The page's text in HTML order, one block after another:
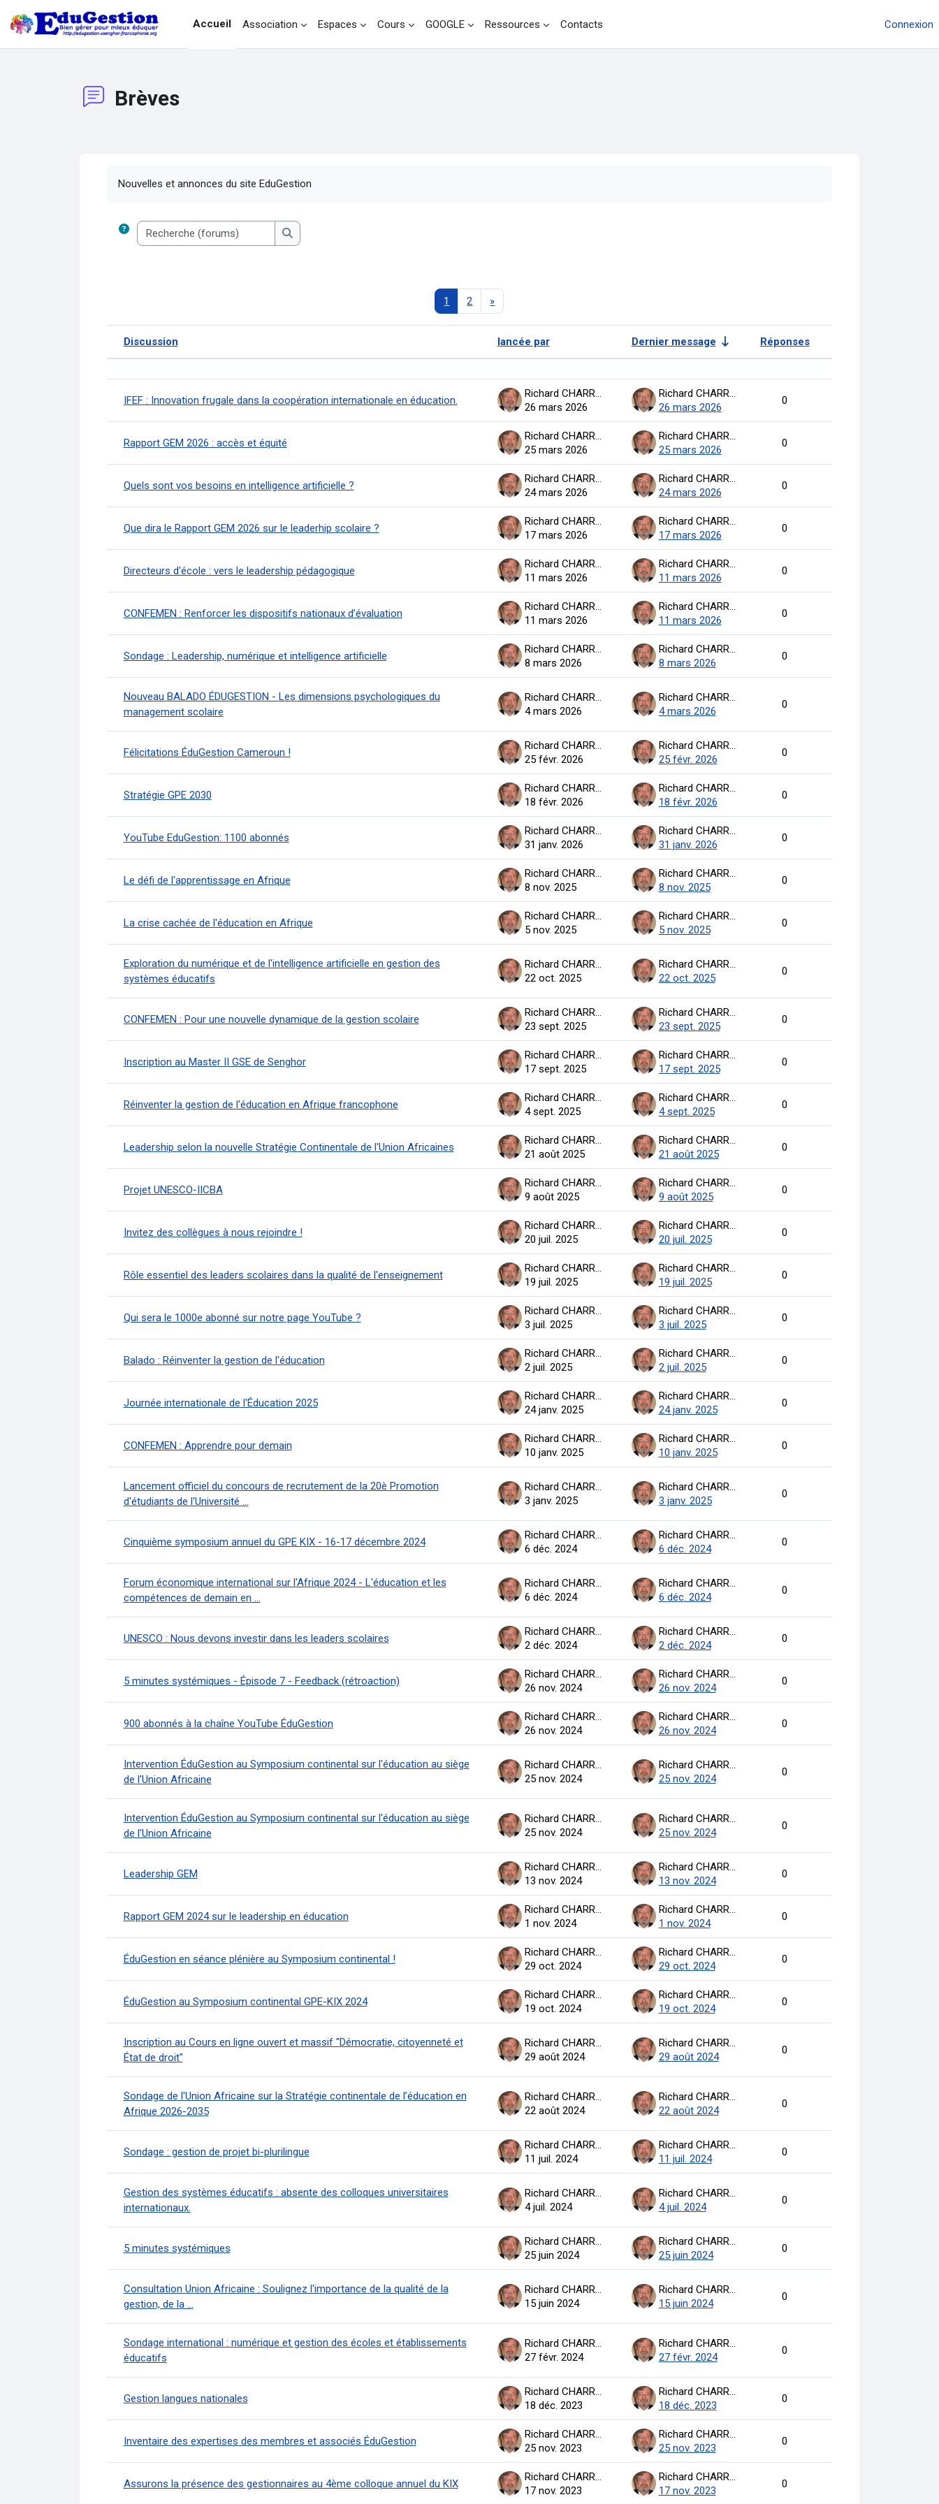
Accueil
Association Espaces Cours GOOGLE Ressources Contacts Connexion
Brèves
Nouvelles et annonces du site EduGestion
Recherche (forums)
Recherche (forums)
1 Page 1
2 Page 2
»Page suivante
Statut
Discussion lancée par Dernier message
Réponses
Actions
IFEF : Innovation frugale dans la coopération internationale en éducation.
Richard CHARRON
26 mars 2026
Richard CHARRON
26 mars 2026
0
Rapport GEM 2026 : accès et équité
Richard CHARRON
25 mars 2026
Richard CHARRON
25 mars 2026
0
Quels sont vos besoins en intelligence artificielle ?
Richard CHARRON
24 mars 2026
Richard CHARRON
24 mars 2026
0
Que dira le Rapport GEM 2026 sur le leaderhip scolaire ?
Richard CHARRON
17 mars 2026
Richard CHARRON
17 mars 2026
0
Directeurs d'école : vers le leadership pédagogique
Richard CHARRON
11 mars 2026
Richard CHARRON
11 mars 2026
0
CONFEMEN : Renforcer les dispositifs nationaux d’évaluation
Richard CHARRON
11 mars 2026
Richard CHARRON
11 mars 2026
0
Sondage : Leadership, numérique et intelligence artificielle
Richard CHARRON
8 mars 2026
Richard CHARRON
8 mars 2026
0
Nouveau BALADO ÉDUGESTION - Les dimensions psychologiques du
management scolaire
Richard CHARRON
4 mars 2026
Richard CHARRON
4 mars 2026
0
Félicitations ÉduGestion Cameroun !
Richard CHARRON
25 févr. 2026
Richard CHARRON
25 févr. 2026
0
Stratégie GPE 2030
Richard CHARRON
18 févr. 2026
Richard CHARRON
18 févr. 2026
0
YouTube EduGestion: 1100 abonnés
Richard CHARRON
31 janv. 2026
Richard CHARRON
31 janv. 2026
0
Le défi de l'apprentissage en Afrique
Richard CHARRON
8 nov. 2025
Richard CHARRON
8 nov. 2025
0
La crise cachée de l'éducation en Afrique
Richard CHARRON
5 nov. 2025
Richard CHARRON
5 nov. 2025
0
Exploration du numérique et de l'intelligence artificielle en gestion des
systèmes éducatifs
Richard CHARRON
22 oct. 2025
Richard CHARRON
22 oct. 2025
0
CONFEMEN : Pour une nouvelle dynamique de la gestion scolaire
Richard CHARRON
23 sept. 2025
Richard CHARRON
23 sept. 2025
0
Inscription au Master II GSE de Senghor
Richard CHARRON
17 sept. 2025
Richard CHARRON
17 sept. 2025
0
Réinventer la gestion de l'éducation en Afrique francophone
Richard CHARRON
4 sept. 2025
Richard CHARRON
4 sept. 2025
0
Leadership selon la nouvelle Stratégie Continentale de l'Union Africaines
Richard CHARRON
21 août 2025
Richard CHARRON
21 août 2025
0
Projet UNESCO-IICBA
Richard CHARRON
9 août 2025
Richard CHARRON
9 août 2025
0
Invitez des collègues à nous rejoindre !
Richard CHARRON
20 juil. 2025
Richard CHARRON
20 juil. 2025
0
Rôle essentiel des leaders scolaires dans la qualité de l'enseignement
Richard CHARRON
19 juil. 2025
Richard CHARRON
19 juil. 2025
0
Qui sera le 1000e abonné sur notre page YouTube ?
Richard CHARRON
3 juil. 2025
Richard CHARRON
3 juil. 2025
0
Balado : Réinventer la gestion de l'éducation
Richard CHARRON
2 juil. 2025
Richard CHARRON
2 juil. 2025
0
Journée internationale de l'Éducation 2025
Richard CHARRON
24 janv. 2025
Richard CHARRON
24 janv. 2025
0
CONFEMEN : Apprendre pour demain
Richard CHARRON
10 janv. 2025
Richard CHARRON
10 janv. 2025
0
Lancement officiel du concours de recrutement de la 20è Promotion
d'étudiants de l'Université ...
Richard CHARRON
3 janv. 2025
Richard CHARRON
3 janv. 2025
0
Cinquième symposium annuel du GPE KIX - 16-17 décembre 2024
Richard CHARRON
6 déc. 2024
Richard CHARRON
6 déc. 2024
0
Forum économique international sur l'Afrique 2024 - L'éducation et les
compétences de demain en ...
Richard CHARRON
6 déc. 2024
Richard CHARRON
6 déc. 2024
0
UNESCO : Nous devons investir dans les leaders scolaires
Richard CHARRON
2 déc. 2024
Richard CHARRON
2 déc. 2024
0
5 minutes systémiques - Épisode 7 - Feedback (rétroaction)
Richard CHARRON
26 nov. 2024
Richard CHARRON
26 nov. 2024
0
900 abonnés à la chaîne YouTube ÉduGestion
Richard CHARRON
26 nov. 2024
Richard CHARRON
26 nov. 2024
0
Intervention ÉduGestion au Symposium continental sur l'éducation au siège
de l'Union Africaine
Richard CHARRON
25 nov. 2024
Richard CHARRON
25 nov. 2024
0
Intervention ÉduGestion au Symposium continental sur l'éducation au siège
de l'Union Africaine
Richard CHARRON
25 nov. 2024
Richard CHARRON
25 nov. 2024
0
Leadership GEM
Richard CHARRON
13 nov. 2024
Richard CHARRON
13 nov. 2024
0
Rapport GEM 2024 sur le leadership en éducation
Richard CHARRON
1 nov. 2024
Richard CHARRON
1 nov. 2024
0
ÉduGestion en séance plénière au Symposium continental !
Richard CHARRON
29 oct. 2024
Richard CHARRON
29 oct. 2024
0
ÉduGestion au Symposium continental GPE-KIX 2024
Richard CHARRON
19 oct. 2024
Richard CHARRON
19 oct. 2024
0
Inscription au Cours en ligne ouvert et massif "Démocratie, citoyenneté et
État de droit"
Richard CHARRON
29 août 2024
Richard CHARRON
29 août 2024
0
Sondage de l'Union Africaine sur la Stratégie continentale de l’éducation en
Afrique 2026-2035
Richard CHARRON
22 août 2024
Richard CHARRON
22 août 2024
0
Sondage : gestion de projet bi-plurilingue
Richard CHARRON
11 juil. 2024
Richard CHARRON
11 juil. 2024
0
Gestion des systèmes éducatifs : absente des colloques universitaires
internationaux.
Richard CHARRON
4 juil. 2024
Richard CHARRON
4 juil. 2024
0
5 minutes systémiques
Richard CHARRON
25 juin 2024
Richard CHARRON
25 juin 2024
0
Consultation Union Africaine : Soulignez l'importance de la qualité de la
gestion, de la ...
Richard CHARRON
15 juin 2024
Richard CHARRON
15 juin 2024
0
Sondage international : numérique et gestion des écoles et établissements
éducatifs
Richard CHARRON
27 févr. 2024
Richard CHARRON
27 févr. 2024
0
Gestion langues nationales
Richard CHARRON
18 déc. 2023
Richard CHARRON
18 déc. 2023
0
Inventaire des expertises des membres et associés ÉduGestion
Richard CHARRON
25 nov. 2023
Richard CHARRON
25 nov. 2023
0
Assurons la présence des gestionnaires au 4ème colloque annuel du KIX
Richard CHARRON
17 nov. 2023
Richard CHARRON
17 nov. 2023
0